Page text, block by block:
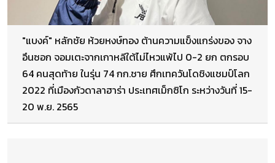
"แบงค์" หลักชัย ห้วยหงษ์ทอง ต้านความแข็งแกร่งของ จาง
อึนซอก จอมเตะจากเกาหลีใต้ไม่ไหวแพ้ไป 0-2 ยก ตกรอบ
64 คนสุดท้าย ในรุ่น 74 กก.ชาย ศึกเทควันโดชิงแชมป์โลก
2022 ที่เมืองกัวดาลาฮาร่า ประเทศเม็กซิโก ระหว่างวันที่ 15-
20 พ.ย. 2565